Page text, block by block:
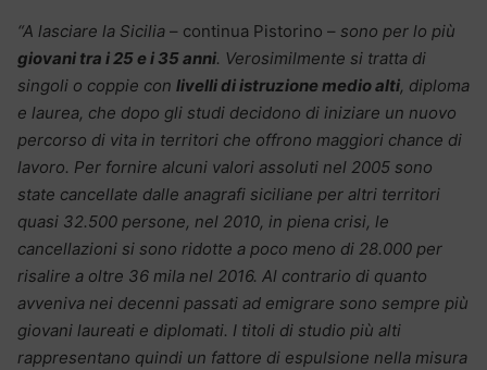
“A lasciare la Sicilia – continua Pistorino – sono per lo più
giovani tra i 25 e i 35 anni. Verosimilmente si tratta di
singoli o coppie con livelli di istruzione medio alti, diploma
e laurea, che dopo gli studi decidono di iniziare un nuovo
percorso di vita in territori che offrono maggiori chance di
lavoro. Per fornire alcuni valori assoluti nel 2005 sono
state cancellate dalle anagrafi siciliane per altri territori
quasi 32.500 persone, nel 2010, in piena crisi, le
cancellazioni si sono ridotte a poco meno di 28.000 per
risalire a oltre 36 mila nel 2016. Al contrario di quanto
avveniva nei decenni passati ad emigrare sono sempre più
giovani laureati e diplomati. I titoli di studio più alti
rappresentano quindi un fattore di espulsione nella misura